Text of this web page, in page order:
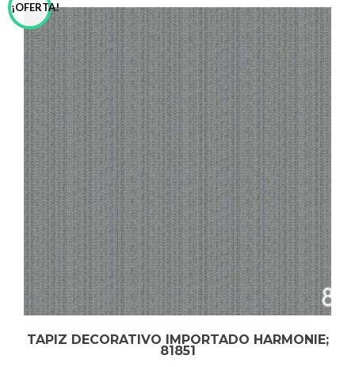
¡OFERTA!
TAPIZ DECORATIVO IMPORTADO HARMONIE;
81851